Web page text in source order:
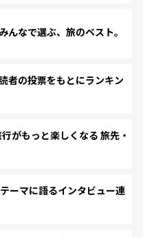
なで選ぶ、旅のベスト。
の投票をもとにランキン
がもっと楽しくなる 旅先・
ーマに語るインタビュー連